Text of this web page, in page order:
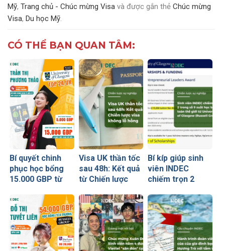
Mỹ, Trang chủ - Chúc mừng Visa và được gắn thẻ Chúc mừng
Visa, Du học Mỹ.
CÓ THỂ BẠN QUAN TÂM:
Bí quyết chinh
phục học bổng
15.000 GBP từ
Glasgow của nữ
sinh Ngoại
thương
Visa UK thần tốc
sau 48h: Kết quả
từ Chiến lược
hổng
Bí kíp giúp sinh
viên INDEC
chiếm trọn 2
học bổng toàn
thế giới từ
University of
Glasgow
(Russell Group)